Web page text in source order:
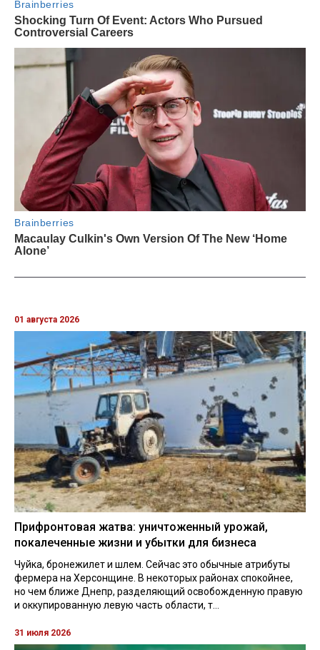
01 августа 2026
Прифронтовая жатва: уничтоженный урожай,
покалеченные жизни и убытки для бизнеса
Чуйка, бронежилет и шлем. Сейчас это обычные атрибуты
фермера на Херсонщине. В некоторых районах спокойнее,
но чем ближе Днепр, разделяющий освобожденную правую
и оккупированную левую часть области, т...
31 июля 2026